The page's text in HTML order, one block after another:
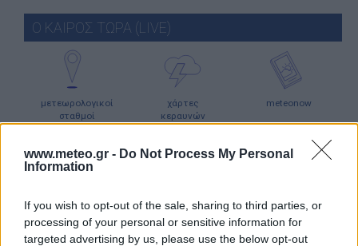
www.meteo.gr - Do Not Process My Personal
Information
If you wish to opt-out of the sale, sharing to third parties, or
processing of your personal or sensitive information for
targeted advertising by us, please use the below opt-out
Ο ΚΑΙΡΟΣ ΤΩΡΑ (LIVE)
μετεωρολογικοί
σταθμοί
χάρτες
κεραυνών
meteonow
στην Ευρώπη
στον κόσμο
ΧΑΡΤΕΣ ΠΡΟΓΝΩΣΗΣ